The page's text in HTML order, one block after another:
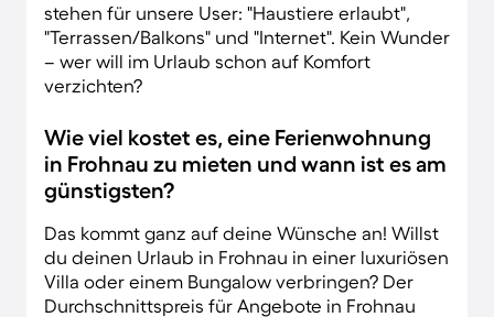
stehen für unsere User: "Haustiere erlaubt",
"Terrassen/Balkons" und "Internet". Kein Wunder
– wer will im Urlaub schon auf Komfort
verzichten?
Wie viel kostet es, eine Ferienwohnung
in Frohnau zu mieten und wann ist es am
günstigsten?
Das kommt ganz auf deine Wünsche an! Willst
du deinen Urlaub in Frohnau in einer luxuriösen
Villa oder einem Bungalow verbringen? Der
Durchschnittspreis für Angebote in Frohnau